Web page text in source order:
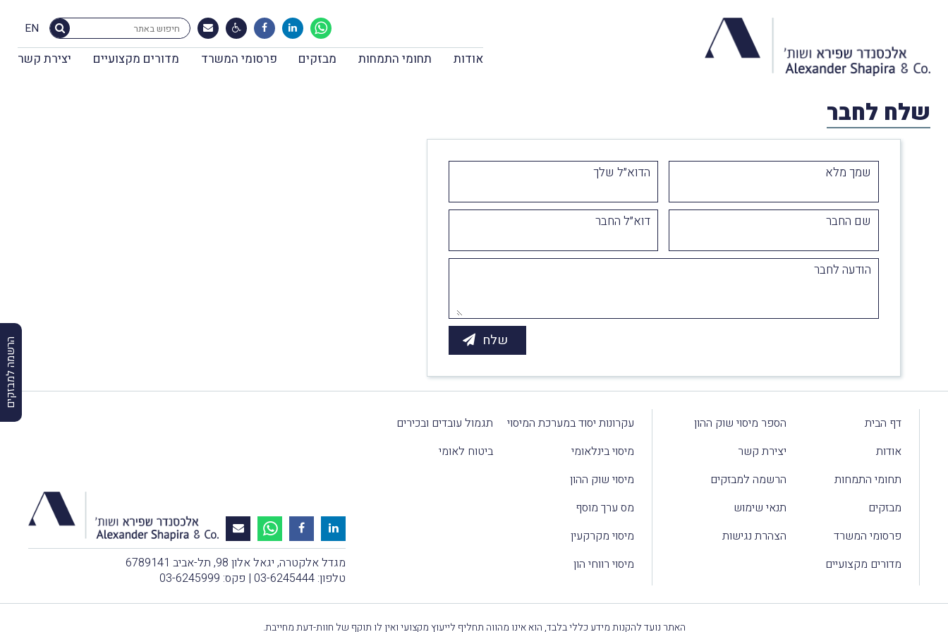
EN
אודות תחומי התמחות מבזקים פרסומי המשרד מדורים מקצועיים יצירת קשר
הרשמה למבזקים
שלח לחבר
שמך מלא הדוא״ל שלך
שם החבר דוא״ל החבר
הודעה לחבר
דף הבית
אודות
תחומי התמחות
מבזקים
פרסומי המשרד
מדורים מקצועיים
הספר מיסוי שוק ההון
יצירת קשר
הרשמה למבזקים
תנאי שימוש
הצהרת נגישות
עקרונות יסוד במערכת המיסוי
מיסוי בינלאומי
מיסוי שוק ההון
מס ערך מוסף
מיסוי מקרקעין
מיסוי רווחי הון
תגמול עובדים ובכירים
ביטוח לאומי
מגדל אלקטרה, יגאל אלון 98, תל-אביב 6789141
טלפון: 03-6245444 | פקס: 03-6245999
האתר נועד להקנות מידע כללי בלבד, הוא אינו מהווה תחליף לייעוץ מקצועי ואין לו תוקף של חוות-דעת מחייבת.